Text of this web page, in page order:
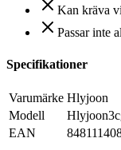
Kan kräva
Passar inte
Specifikationer
Varumärke Hlyjoon
Modell
EAN